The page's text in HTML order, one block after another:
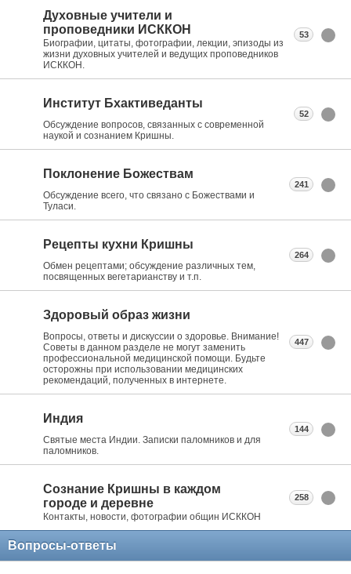
Духовные учители и
проповедники ИСККОН
Биографии, цитаты, фотографии, лекции, эпизоды из
жизни духовных учителей и ведущих проповедников
ИСККОН.
53
Институт Бхактиведанты
Обсуждение вопросов, связанных с современной
наукой и сознанием Кришны.
52
Поклонение Божествам
Обсуждение всего, что связано с Божествами и
Туласи.
241
Рецепты кухни Кришны
Обмен рецептами; обсуждение различных тем,
посвященных вегетарианству и т.п.
264
Здоровый образ жизни
Вопросы, ответы и дискуссии о здоровье. Внимание!
Советы в данном разделе не могут заменить
профессиональной медицинской помощи. Будьте
осторожны при использовании медицинских
рекомендаций, полученных в интернете.
447
Индия
Святые места Индии. Записки паломников и для
паломников.
144
Сознание Кришны в каждом
городе и деревне
Контакты, новости, фотографии общин ИСККОН
258
Вопросы-ответы